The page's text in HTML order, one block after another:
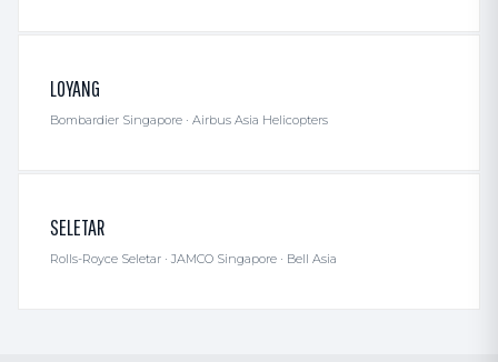
LOYANG
Bombardier Singapore · Airbus Asia Helicopters
SELETAR
Rolls-Royce Seletar · JAMCO Singapore · Bell Asia